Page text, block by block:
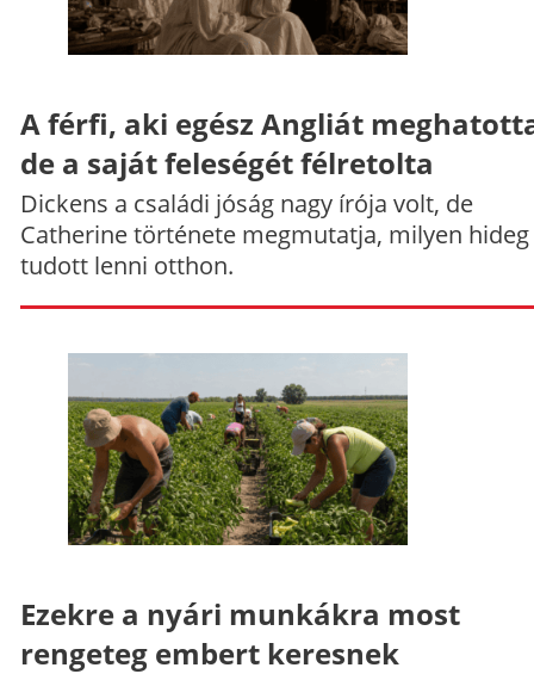
A férfi, aki egész Angliát
de a saját feleségét félretolta
Dickens a családi jóság nagy írója volt, de
Catherine története megmutatja, milyen hideg
tudott lenni otthon.
Ezekre a nyári munkákra most
rengeteg embert keresnek